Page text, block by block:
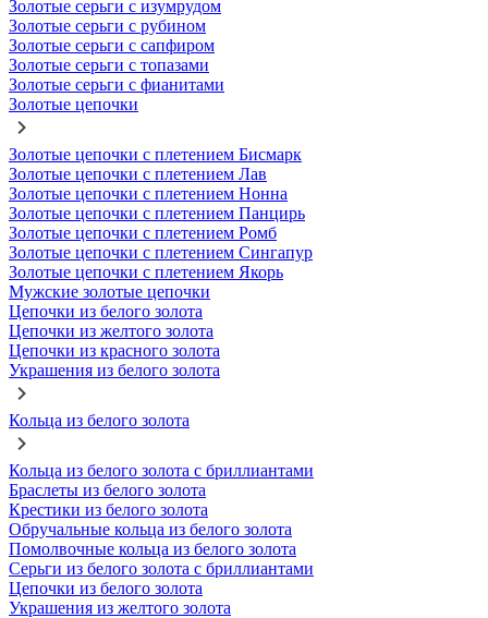
Золотые серьги с изумрудом
Золотые серьги с рубином
Золотые серьги с сапфиром
Золотые серьги с топазами
Золотые серьги с фианитами
Золотые цепочки
Золотые цепочки с плетением Бисмарк
Золотые цепочки с плетением Лав
Золотые цепочки с плетением Нонна
Золотые цепочки с плетением Панцирь
Золотые цепочки с плетением Ромб
Золотые цепочки с плетением Сингапур
Золотые цепочки с плетением Якорь
Мужские золотые цепочки
Цепочки из белого золота
Цепочки из желтого золота
Цепочки из красного золота
Украшения из белого золота
Кольца из белого золота
Кольца из белого золота с бриллиантами
Браслеты из белого золота
Крестики из белого золота
Обручальные кольца из белого золота
Помолвочные кольца из белого золота
Серьги из белого золота с бриллиантами
Цепочки из белого золота
Украшения из желтого золота